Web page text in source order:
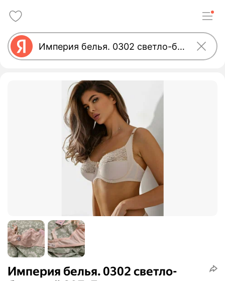
Империя белья. 0302 светло-